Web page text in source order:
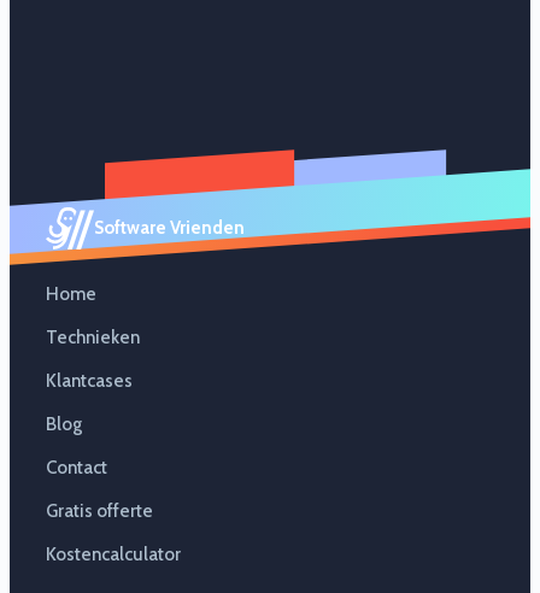
Software Vrienden
Home
Technieken
Klantcases
Blog
Contact
Gratis offerte
Kostencalculator